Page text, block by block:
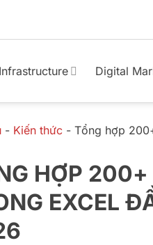
Infrastructure Digital
- Kiến thức -Tổng hợp
HỢP
EXCEL